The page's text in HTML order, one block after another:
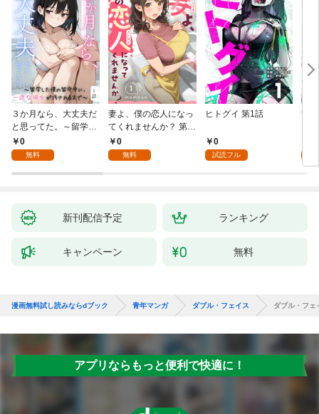
３か月なら、大丈夫だ
と思ってた。～留学し
た僕の留守中に、一途
な彼女が汚されるまで
0
無料
妻よ、僕の恋人になっ
てくれませんか？ 第1
話0
無料
ヒトグイ 第1話
0
試読フル
世
新刊配信予定 ランキング
キャンペーン 無料
漫画無料試し読みならdブック 青年マンガ ダブル・フェイス ダブル・フェ
アプリならもっと便利で快適に！